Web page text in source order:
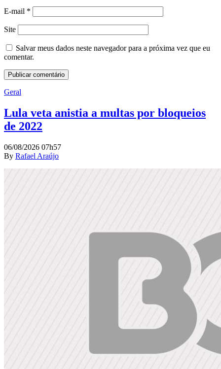
E-mail *
Site
Salvar meus dados neste navegador para a próxima vez que eu
comentar.
Geral
Lula veta anistia a multas por bloqueios
de 2022
06/08/2026 07h57
By Rafael Araújo